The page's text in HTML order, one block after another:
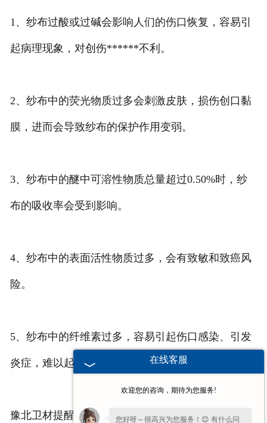
1、纱布过酸或过碱会影响人们的伤口恢复，容易引
起病理现象，对创伤******不利。
2、纱布中的荧光物质过多会刺激皮肤，损伤创口黏
膜，进而会导致纱布的保护作用变弱。
3、纱布中的醚中可溶性物质总量超过0.50%时，纱
布的吸收率会受到影响。
4、纱布中的表面活性物质过多，会有致敏和致癌风
险。
5、纱布中的纤维素过多，容易引起伤口感染、引发
炎症，难以起到******创口的作用。
豫北卫材提醒大家，劣质医用纱布的危害是慢性的，
在线客服
欢迎您的咨询，期待为您服务!
您好呀～很高兴为您服务！😊 有什么问